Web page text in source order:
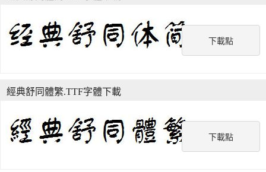
下載點
下載點
經典舒同體繁.TTF字體下載